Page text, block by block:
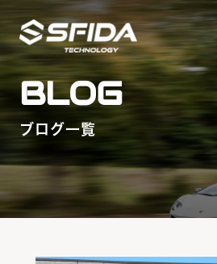
BLOG
ブログ一覧